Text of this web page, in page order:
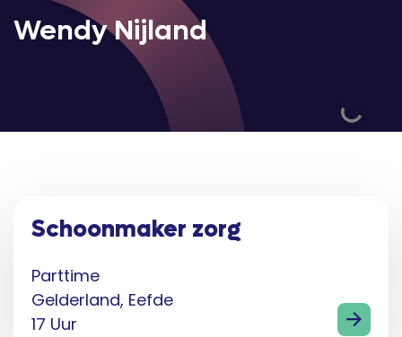
Wendy Nijland
Schoonmaker zorg
Parttime
Gelderland, Eefde
17 Uur